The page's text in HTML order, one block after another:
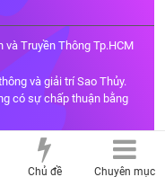
Truyền Thông Tp.HCM
và giải trí Sao Thủy.
có sự chấp thuận bằng
Chủ đề Chuyên mục